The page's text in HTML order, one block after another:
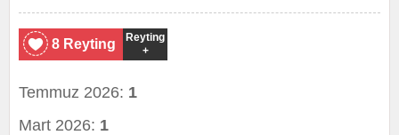
8 Reyting
Reyting
+
Temmuz 2026: 1
Mart 2026: 1